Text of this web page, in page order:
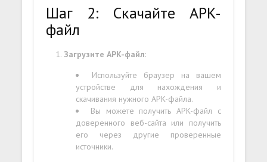
Шаг 2: Скачайте APK-
файл
Загрузите APK-файл:
Используйте браузер на вашем
устройстве для нахождения и
скачивания нужного APK-файла.
Вы можете получить APK-файл с
доверенного веб-сайта или получить
его через другие проверенные
источники.